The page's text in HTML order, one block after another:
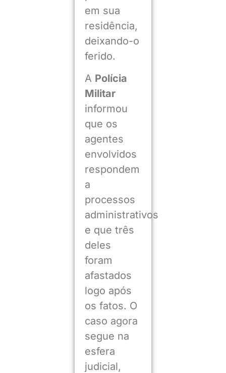
em sua
residência,
deixando-o
ferido.
A Polícia
Militar
informou
que os
agentes
envolvidos
respondem
a
processos
administrativos
e que três
deles
foram
afastados
logo após
os fatos. O
caso agora
segue na
esfera
judicial,